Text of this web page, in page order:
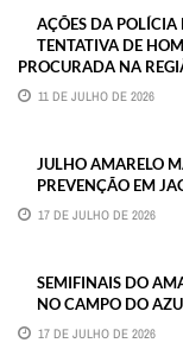
AÇÕES DA POLÍCIA
TENTATIVA DE
PROCURADA NA
11 DE JULHO DE 2026
JULHO AMARELO
PREVENÇÃO EM
17 DE JULHO DE 2026
SEMIFINAIS DO
NO CAMPO DO
17 DE JULHO DE 2026